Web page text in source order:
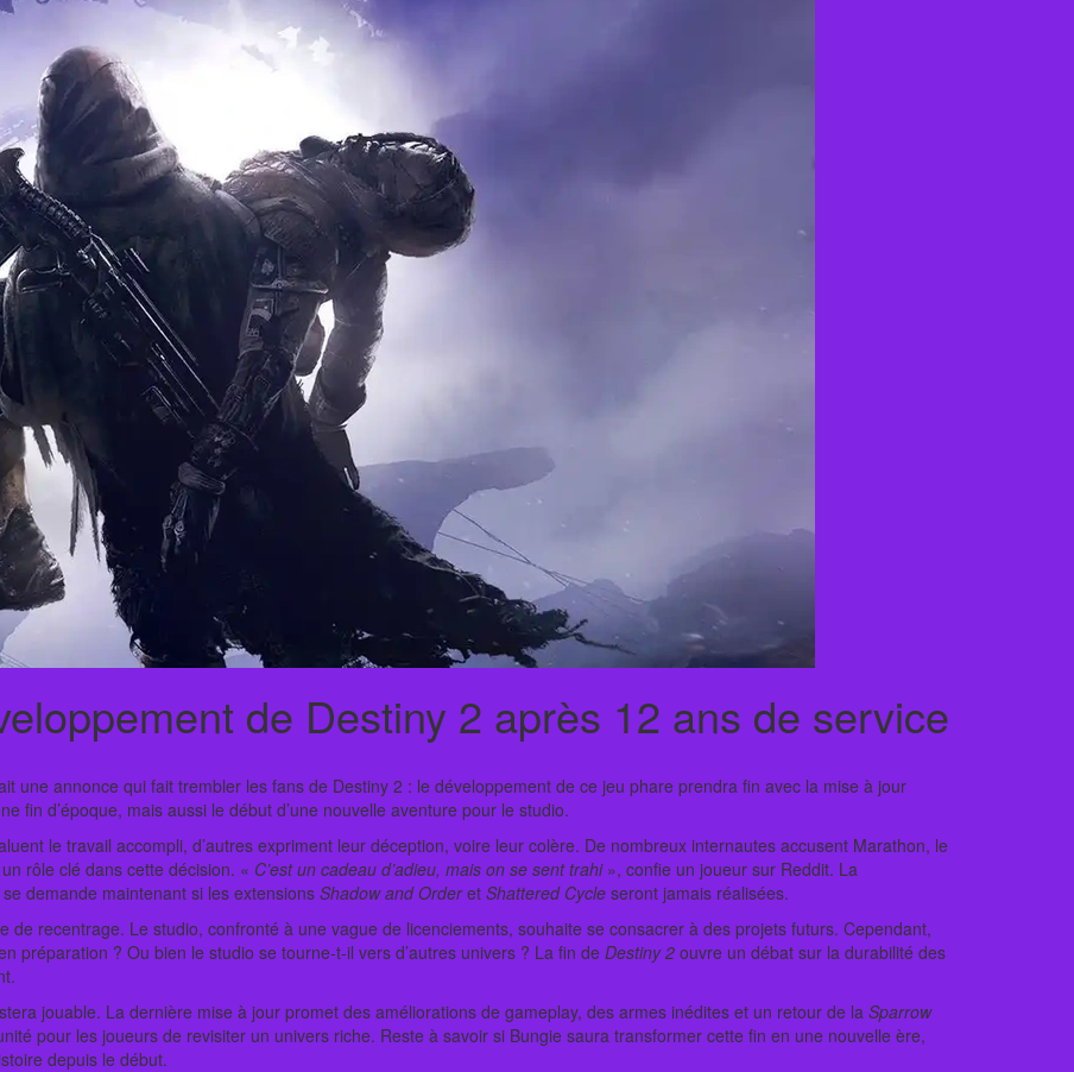
de Destiny 2 après 12 ans de service
une annonce qui fait trembler les fans de Destiny 2 : le développement de ce jeu phare prendra fin avec la mise à jour
fin d’époque, mais aussi le début d’une nouvelle aventure pour le studio.
le travail accompli, d’autres expriment leur déception, voire leur colère. De nombreux internautes accusent Marathon, le
rôle clé dans cette décision. « C’est un cadeau d’adieu, mais on se sent trahi», confie un joueur sur Reddit. La
demande maintenant si les extensions Shadow and Orderet Shattered Cycle seront jamais réalisées.
de recentrage. Le studio, confronté à une vague de licenciements, souhaite se consacrer à des projets futurs. Cependant,
préparation ? Ou bien le studio se tourne-t-il vers d’autres univers ? La fin de Destiny 2 ouvre un débat sur la durabilité des
jouable. La dernière mise à jour promet des améliorations de gameplay, des armes inédites et un retour de la Sparrow
pour les joueurs de revisiter un univers riche. Reste à savoir si Bungie saura transformer cette fin en une nouvelle ère,
depuis le début.